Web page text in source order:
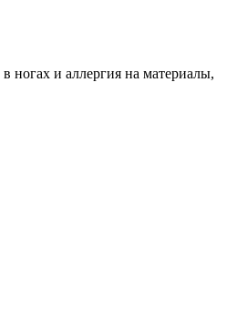
ногах и аллергия на материалы,